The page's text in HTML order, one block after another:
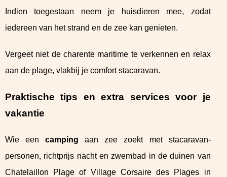
Indien toegestaan neem je huisdieren mee, zodat
iedereen van het strand en de zee kan genieten.
Vergeet niet de charente maritime te verkennen en relax
aan de plage, vlakbij je comfort stacaravan.
Praktische tips en extra services voor je
vakantie
Wie eencamping aan zee zoekt met stacaravan-
personen, richtprijs nacht en zwembad in de duinen van
Chatelaillon Plage of Village Corsaire des Plages in